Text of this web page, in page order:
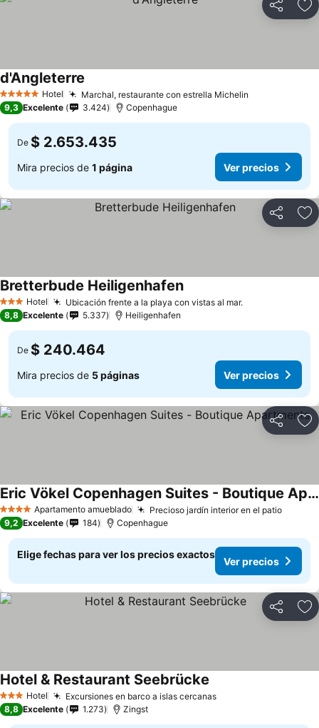
Compartir
5 Estrellas Hotel Marchal, restaurante con estrella Michelin
d'Angleterre
9,3 Excelente 3.424 Copenhague
De $ 2.653.435
Mira precios de 1 página Ver precios
Compartir
3 Estrellas
Hotel Ubicación frente a la playa con vistas al mar.
Bretterbude Heiligenhafen
8,8 Excelente 5.337 Heiligenhafen
De $ 240.464
Mira precios de 5 páginas Ver precios
Compartir
4 EstrellasApartamento amueblado Precioso jardín interior en el patio
Eric Vökel Copenhagen Suites - Boutique Apartments
9,2 Excelente 184 Copenhague
Elige fechas para ver los precios exactos
Ver precios
Compartir
3 Estrellas
Hotel Excursiones en barco a islas cercanas
Hotel & Restaurant Seebrücke
8,8 Excelente 1.273 Zingst